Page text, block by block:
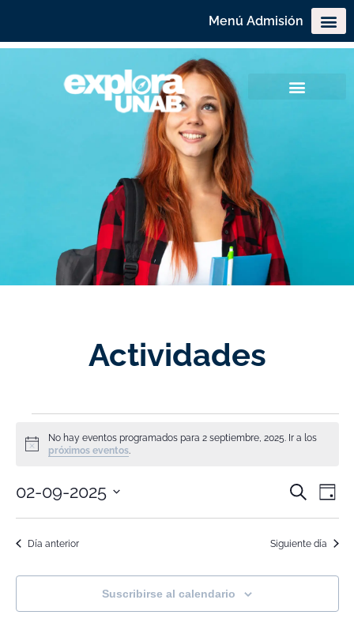
Menú Admisión
Actividades
Aviso
No hay eventos programados para 2 septiembre, 2025. Ir a los
próximos eventos
de
y
vistas
Buscar
de
de
Día
02-09-2025
la
Día anterior Siguiente día
Suscribirse al calendario